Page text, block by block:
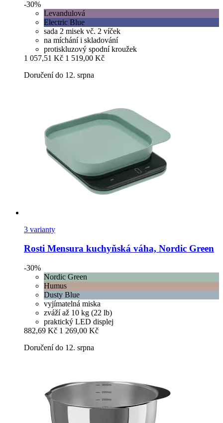
-30%
Levandulová
Electric Blue
sada 2 misek vč. 2 víček
na míchání i skladování
protiskluzový spodní kroužek
1 057,51 Kč 1 519,00 Kč
Doručení do 12. srpna
3 varianty
Rosti Mensura kuchyňská váha, Nordic Green
-30%
Nordic Green
Humus
Dusty Blue
vyjímatelná miska
zváží až 10 kg (22 lb)
praktický LED displej
882,69 Kč 1 269,00 Kč
Doručení do 12. srpna